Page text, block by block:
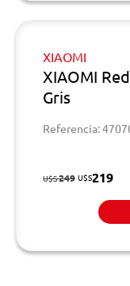
XIAOMI
XIAOMI
Gris
Referencia:
U$S249 U$S219